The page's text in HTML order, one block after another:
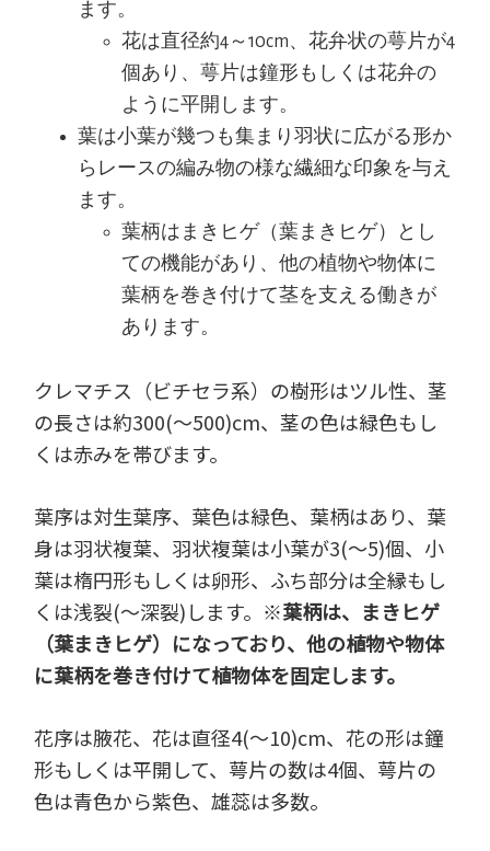
ます。
花は直径約4～10cm、花弁状の萼片が4
個あり、萼片は鐘形もしくは花弁の
ように平開します。
葉は小葉が幾つも集まり羽状に広がる形か
らレースの編み物の様な繊細な印象を与え
ます。
葉柄はまきヒゲ（葉まきヒゲ）とし
ての機能があり、他の植物や物体に
葉柄を巻き付けて茎を支える働きが
あります。
クレマチス（ビチセラ系）の樹形はツル性、茎
の長さは約300(～500)cm、茎の色は緑色もし
くは赤みを帯びます。
葉序は対生葉序、葉色は緑色、葉柄はあり、葉
身は羽状複葉、羽状複葉は小葉が3(～5)個、小
葉は楕円形もしくは卵形、ふち部分は全縁もし
くは浅裂(～深裂)します。※葉柄は、まきヒゲ
（葉まきヒゲ）になっており、他の植物や物体
に葉柄を巻き付けて植物体を固定します。
花序は腋花、花は直径4(～10)cm、花の形は鐘
形もしくは平開して、萼片の数は4個、萼片の
色は青色から紫色、雄蕊は多数。